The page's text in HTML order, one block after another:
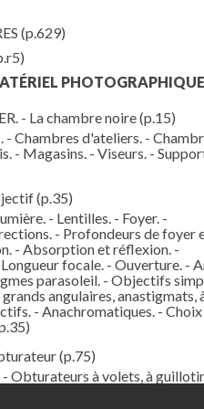
(p.629)
PHOTOGRAPHIQUE
- La chambre noire(p.15)
- Chambres d'ateliers. -
- Magasins. - Viseurs. -
(p.35)
- Lentilles. - Foyer. -
- Profondeurs de foyer
- Absorption et réflexion. -
focale. - Ouverture. -
parasoleil. - Objectifs
angulaires, anastigmats,
- Anachromatiques. -
(p.75)
Obturateurs à volets, à